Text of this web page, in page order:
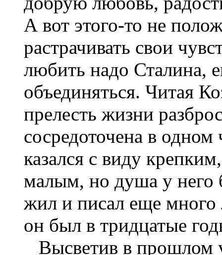
А вот этого-то не
растрачивать свои
любить надо Сталина,
объединяться. Читая
прелесть жизни
сосредоточена в одном
казался с виду
малым, но душа у него
жил и писал еще много
он был в тридцатые
Высветив в прошлом